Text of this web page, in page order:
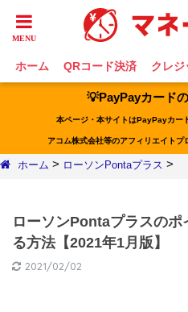
ホーム QRコード決済 クレジ
💡PayPayカード
本ページ・本サイトはPayPayカー
アコム株式会社等のアフィリエイトプ
ホーム > ローソンPontaプラス >
ローソンPontaプラスの
る方法【2021年1月版】
2021/02/02